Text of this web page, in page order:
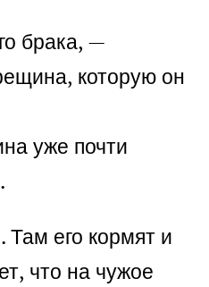
брака, —
которую он
уже почти
его кормят и
что на чужое